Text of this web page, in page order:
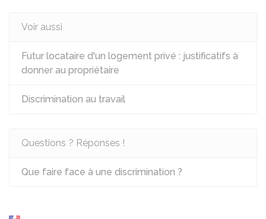
Voir aussi
Futur locataire d'un logement privé : justificatifs à
donner au propriétaire
Discrimination au travail
Questions ? Réponses !
Que faire face à une discrimination ?